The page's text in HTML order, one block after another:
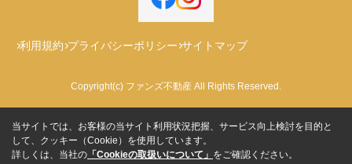
利用規約 プライバシーポリシー サイトマップ
Copyright(c) ファンズ不動産 All Rights Reserved.
当サイトでは、お客様の当サイト利用状況把握、サービス向上検討を目的と
して、クッキー（Cookie）を使用しています。
詳しくは、当社の 「Cookieの取扱いについて」 をご確認ください。